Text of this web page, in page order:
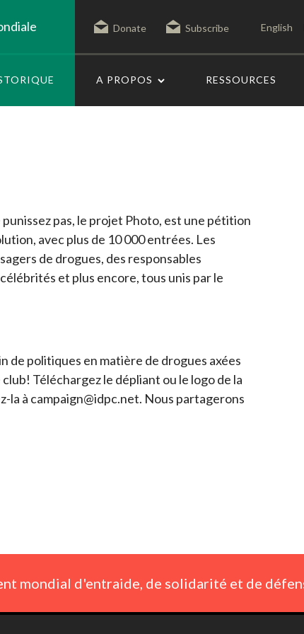
Donate Subscribe English
A PROPOS RESSOURCES
pas, le projet Photo, est une pétition
avec plus de 10 000 entrées. Les
de drogues, des responsables
et plus encore, tous unis par le
de politiques en matière de drogues axées
Téléchargez le dépliant ou le logo de la
la à campaign@idpc.net. Nous partagerons
mondial d'entraide, de solidarité et de